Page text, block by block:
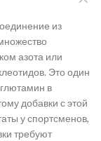
из
азота или
Это один
в
добавки с этой
у спортсменов,
требуют